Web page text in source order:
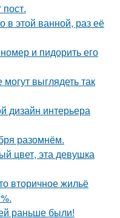
в этой ванной, раз её
и пидорить его
выглядеть так
дизайн интерьера
разомнём.
цвет, эта девушка
вторичное жильё
раньше были!